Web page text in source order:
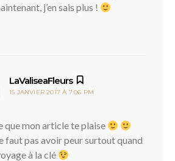
j’en sais plus !
LaValiseaFleurs dit :
15 JANVIER 2017 À 7:06 PM
que mon article te plaise
faut pas avoir peur surtout quand
à la clé